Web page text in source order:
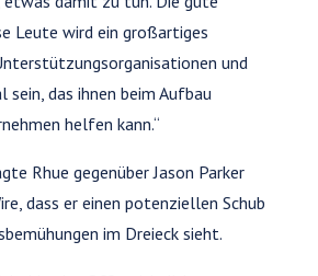
Leute wird ein großartiges
und
sein, das ihnen beim Aufbau
helfen kann.“
Rhue gegenüber Jason Parker
dass er einen potenziellen Schub
im Dreieck sieht.